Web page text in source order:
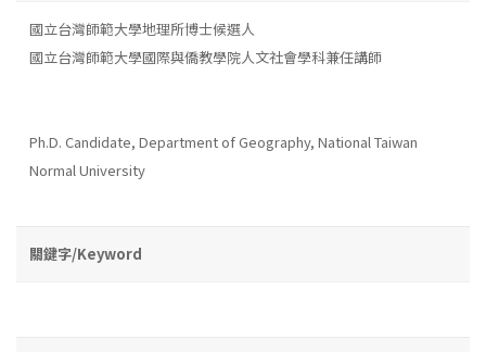
國立台灣師範大學地理所博士候選人
國立台灣師範大學國際與僑教學院人文社會學科兼任講師
Ph.D. Candidate, Department of Geography, National Taiwan
Normal University
關鍵字/Keyword